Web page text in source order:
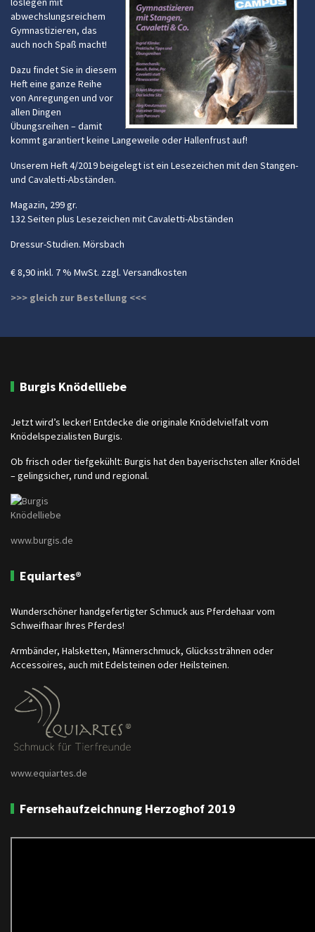
abwechslungsreichem
Gymnastizieren, das
auch noch Spaß macht!
Dazu findet Sie in diesem
Heft eine ganze Reihe
von Anregungen und vor
allen Dingen
Übungsreihen – damit
kommt garantiert keine Langeweile oder Hallenfrust auf!
Unserem Heft 4/2019 beigelegt ist ein Lesezeichen mit den Stangen-
und Cavaletti-Abständen.
Magazin, 299 gr.
132 Seiten plus Lesezeichen mit Cavaletti-Abständen
Dressur-Studien. Mörsbach
€ 8,90 inkl. 7 % MwSt. zzgl. Versandkosten
>>> gleich zur Bestellung <<<
Burgis Knödelliebe
Jetzt wird’s lecker! Entdecke die originale Knödelvielfalt vom
Knödelspezialisten Burgis.
Ob frisch oder tiefgekühlt: Burgis hat den bayerischsten aller Knödel
– gelingsicher, rund und regional.
www.burgis.de
Equiartes®
Wunderschöner handgefertigter Schmuck aus Pferdehaar vom
Schweifhaar Ihres Pferdes!
Armbänder, Halsketten, Männerschmuck, Glückssträhnen oder
Accessoires, auch mit Edelsteinen oder Heilsteinen.
www.equiartes.de
Fernsehaufzeichnung Herzoghof 2019